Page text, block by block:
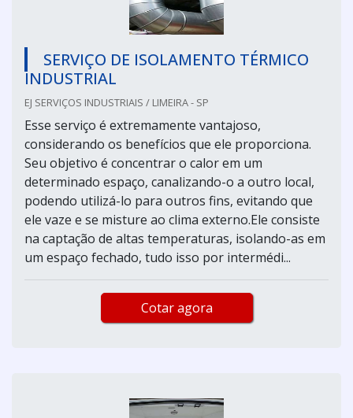
SERVIÇO DE ISOLAMENTO TÉRMICO
INDUSTRIAL
EJ SERVIÇOS INDUSTRIAIS / LIMEIRA - SP
Esse serviço é extremamente vantajoso,
considerando os benefícios que ele proporciona.
Seu objetivo é concentrar o calor em um
determinado espaço, canalizando-o a outro local,
podendo utilizá-lo para outros fins, evitando que
ele vaze e se misture ao clima externo.Ele consiste
na captação de altas temperaturas, isolando-as em
um espaço fechado, tudo isso por intermédi...
Cotar agora